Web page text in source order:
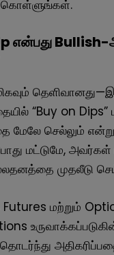
கொள்ளுங்கள்.
என்பது
“Buy on
மேலே செல்லும்
மட்டுமே, அவர்கள்
முதலீடு
மற்றும்